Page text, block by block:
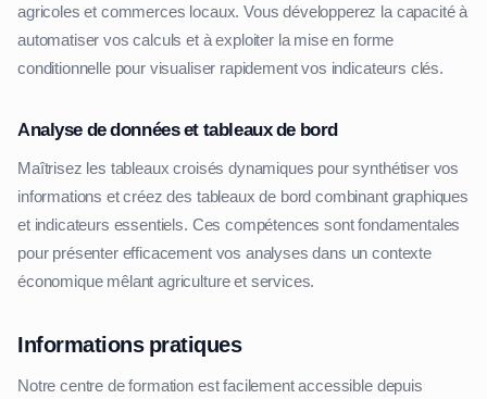
agricoles et commerces locaux. Vous développerez la capacité à
automatiser vos calculs et à exploiter la mise en forme
conditionnelle pour visualiser rapidement vos indicateurs clés.
Analyse de données et tableaux de bord
Maîtrisez les tableaux croisés dynamiques pour synthétiser vos
informations et créez des tableaux de bord combinant graphiques
et indicateurs essentiels. Ces compétences sont fondamentales
pour présenter efficacement vos analyses dans un contexte
économique mêlant agriculture et services.
Informations pratiques
Notre centre de formation est facilement accessible depuis